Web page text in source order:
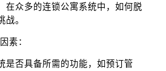
在众多的连锁公寓系统中，如何脱
战。
素：
是否具备所需的功能，如预订管